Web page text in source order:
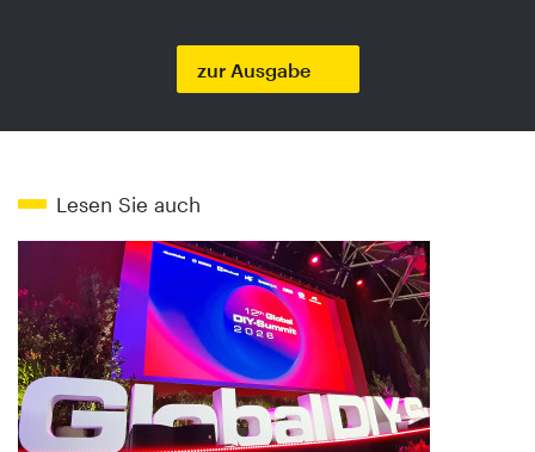
zur Ausgabe
Lesen Sie auch